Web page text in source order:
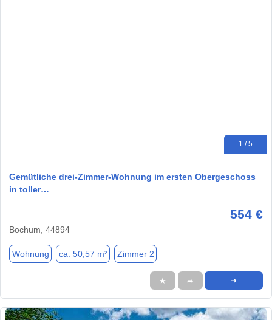
1 / 5
Gemütliche drei-Zimmer-Wohnung im ersten Obergeschoss
in toller…
554 €
Bochum, 44894
Wohnung ca. 50,57 m² Zimmer 2
★ ➦ ➜